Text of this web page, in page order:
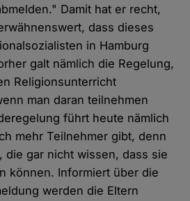
Damit hat er recht,
dass dieses
in Hamburg
galt nämlich die Regelung,
Religionsunterricht
man daran teilnehmen
führt heute nämlich
mehr Teilnehmer gibt, denn
die gar nicht wissen, dass sie
können. Informiert über die
werden die Eltern